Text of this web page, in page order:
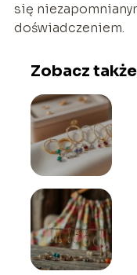
się
doświadczeniem.
Zobacz